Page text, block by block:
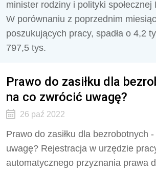
minister rodziny i polityki społecznej
W porównaniu z poprzednim
poszukujących pracy, spadła o 4,2
797,5 tys.
Prawo do zasiłku dla
na co zwrócić uwagę?
26 paź 2022
Prawo do zasiłku dla bezrobotnych
uwagę? Rejestracja w urzędzie
automatycznego przyznania prawa